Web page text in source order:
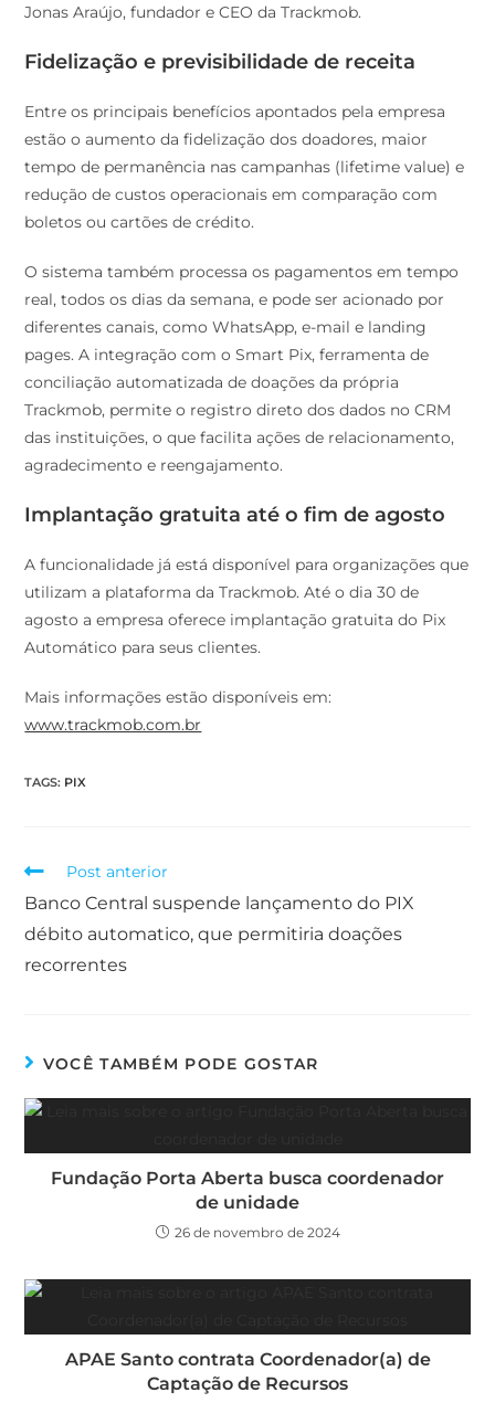
Jonas Araújo, fundador e CEO da Trackmob.
Fidelização e previsibilidade de receita
Entre os principais benefícios apontados pela empresa
estão o aumento da fidelização dos doadores, maior
tempo de permanência nas campanhas (lifetime value) e
redução de custos operacionais em comparação com
boletos ou cartões de crédito.
O sistema também processa os pagamentos em tempo
real, todos os dias da semana, e pode ser acionado por
diferentes canais, como WhatsApp, e-mail e landing
pages. A integração com o Smart Pix, ferramenta de
conciliação automatizada de doações da própria
Trackmob, permite o registro direto dos dados no CRM
das instituições, o que facilita ações de relacionamento,
agradecimento e reengajamento.
Implantação gratuita até o fim de agosto
A funcionalidade já está disponível para organizações que
utilizam a plataforma da Trackmob. Até o dia 30 de
agosto a empresa oferece implantação gratuita do Pix
Automático para seus clientes.
Mais informações estão disponíveis em:
www.trackmob.com.br
TAGS: PIX
Post anterior
Banco Central suspende lançamento do PIX
débito automatico, que permitiria doações
recorrentes
VOCÊ TAMBÉM PODE GOSTAR
Fundação Porta Aberta busca coordenador
de unidade
26 de novembro de 2024
APAE Santo contrata Coordenador(a) de
Captação de Recursos